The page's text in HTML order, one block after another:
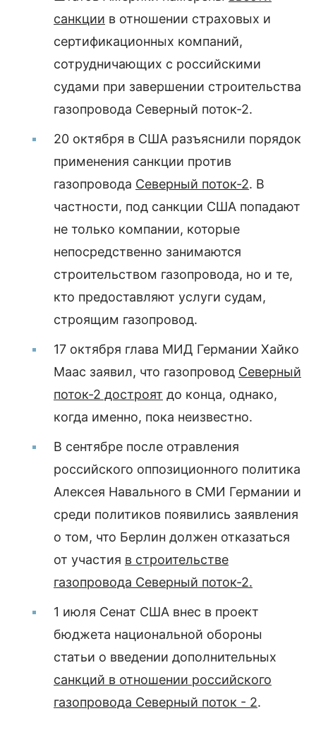
санкции в отношении страховых и
сертификационных компаний,
сотрудничающих с российскими
судами при завершении строительства
газопровода Северный поток-2.
20 октября в США разъяснили порядок
применения санкции против
газопровода Северный поток-2. В
частности, под санкции США попадают
не только компании, которые
непосредственно занимаются
строительством газопровода, но и те,
кто предоставляют услуги судам,
строящим газопровод.
17 октября глава МИД Германии Хайко
Маас заявил, что газопровод Северный
поток-2 достроят до конца, однако,
когда именно, пока неизвестно.
В сентябре после отравления
российского оппозиционного политика
Алексея Навального в СМИ Германии и
среди политиков появились заявления
о том, что Берлин должен отказаться
от участия в строительстве
газопровода Северный поток-2.
1 июля Сенат США внес в проект
бюджета национальной обороны
статьи о введении дополнительных
санкций в отношении российского
газопровода Северный поток - 2.